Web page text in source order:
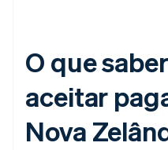
O que
aceitar
Nova